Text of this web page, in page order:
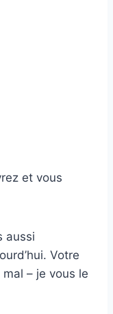
et vous
aussi
Votre
– je vous le